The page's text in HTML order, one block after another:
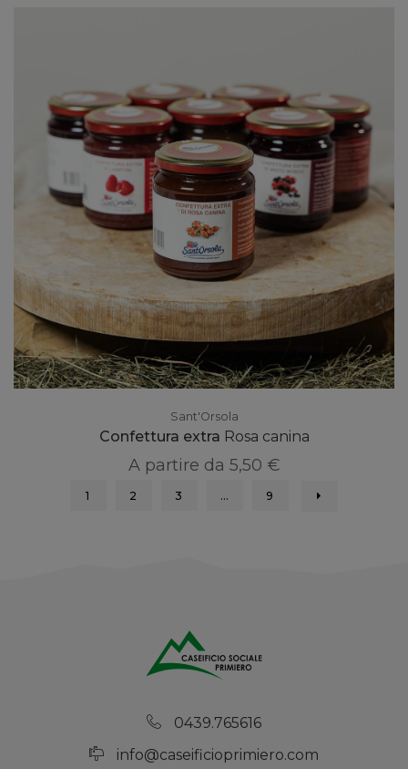
Sant'Orsola
Confettura extra Rosa canina
A partire da 5,50 €
1 2 3 … 9
0439.765616
info@caseificioprimiero.com